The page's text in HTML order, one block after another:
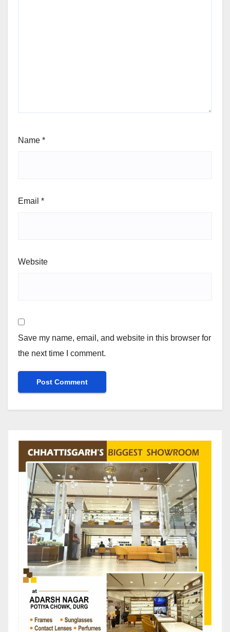
Name *
Email *
Website
Save my name, email, and website in this browser for
the next time I comment.